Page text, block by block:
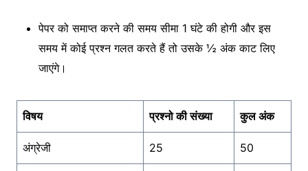
पेपर को समाप्त करने की समय सीमा 1 घंटे की होगी और इस
समय में कोई प्रश्न गलत करते हैं तो उसके ½ अंक काट लिए
जाएंगे।
विषय प्रश्नो की संख्या कुल अंक
अंग्रेजी 25 50